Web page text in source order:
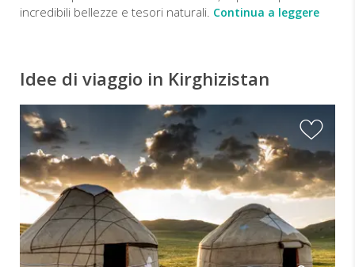
incredibili bellezze e tesori naturali. Continua a leggere
Idee di viaggio in Kirghizistan